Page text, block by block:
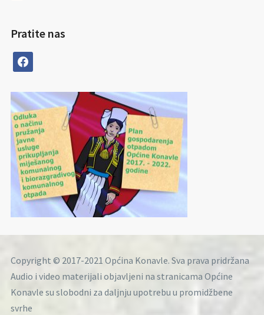
Pratite nas
facebook
Copyright © 2017-2021 Općina Konavle. Sva prava pridržana
Audio i video materijali objavljeni na stranicama Općine
Konavle su slobodni za daljnju upotrebu u promidžbene
svrhe